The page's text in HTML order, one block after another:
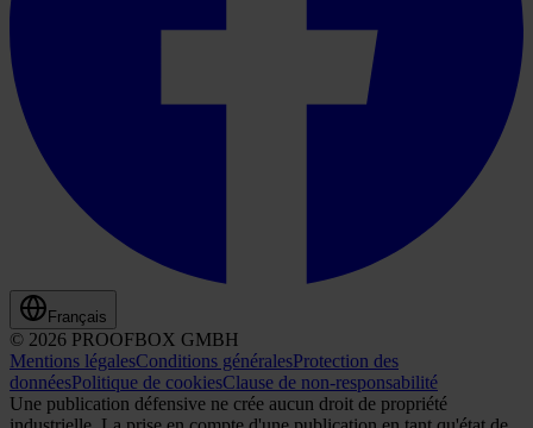
Français
© 2026 PROOFBOX GMBH
Mentions légalesConditions généralesProtection des
donnéesPolitique de cookiesClause de non-responsabilité
Une publication défensive ne crée aucun droit de propriété